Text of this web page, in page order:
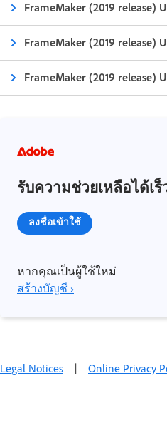
FrameMaker (2019 release)
FrameMaker (2019 release)
FrameMaker (2019 release)
รับความช่วยเหลือได้เ
ลงชื่อเข้าใช้
หากคุณเป็นผู้ใช้ใหม่
สร้างบัญชี ›
Legal Notices Online Privacy